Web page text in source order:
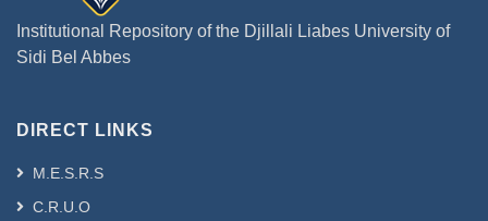
Institutional Repository of the Djillali Liabes University of
Sidi Bel Abbes
DIRECT LINKS
M.E.S.R.S
C.R.U.O